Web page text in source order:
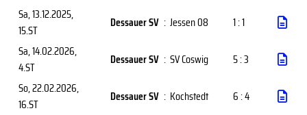
Sa, 13.12.2025,
15.ST
Dessauer SV : Jessen 08
1 : 1
Sa, 14.02.2026,
4.ST
Dessauer SV : SV Coswig
5 : 3
So, 22.02.2026,
16.ST
Dessauer SV : Kochstedt
6 : 4